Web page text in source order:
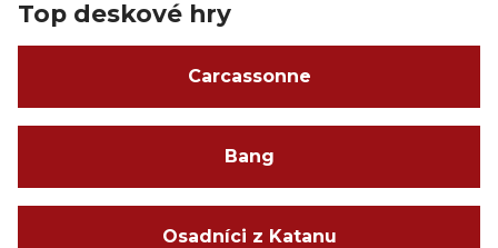
Top deskové hry
Carcassonne
Bang
Osadníci z Katanu